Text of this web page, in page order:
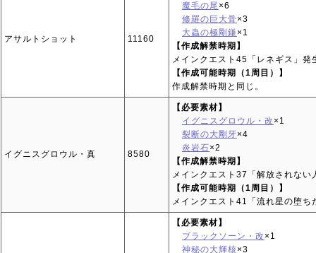
アサルトショット 11160
魔毛の尾×6
修羅の巨大骨×3
大蟲の極剛鎌 ×1
【作成解禁時期】
メインクエスト45「レネギス」発
【作成可能時期（1周目）】
作成解禁時期と同じ。
イグニスグロウル・真 8580
【必要素材】
イグニスグロウル・改 ×1
裂断の大剛牙×4
炎岩石×2
【作成解禁時期】
メインクエスト37「解放されない
【作成可能時期（1周目）】
メインクエスト41「流れ星の堕
【必要素材】
ブラックソーン・改 ×1
神秘の大輝核×3